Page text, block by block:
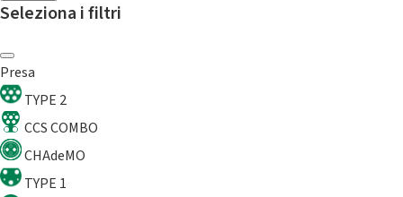
Seleziona i filtri
Presa
TYPE 2
CCS COMBO
CHAdeMO
TYPE 1